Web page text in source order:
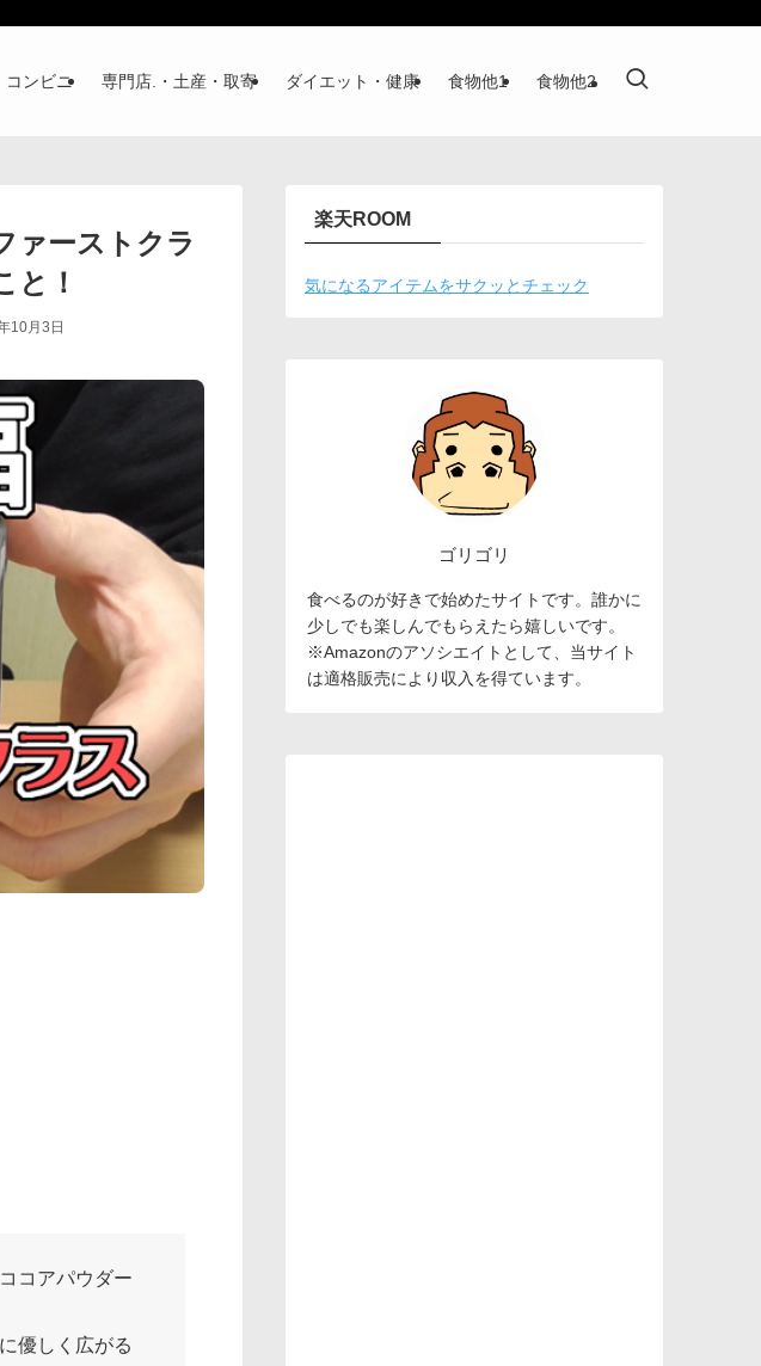
コンビニ 専門店.・土産・取寄 ダイエット・健康 食物他1 食物他2
ァーストクラ
と！
10月3日
コアパウダー
優しく広がる
楽天ROOM
気になるアイテムをサクッとチェック
ゴリゴリ
食べるのが好きで始めたサイトです。誰かに
少しでも楽しんでもらえたら嬉しいです。
※Amazonのアソシエイトとして、当サイト
は適格販売により収入を得ています。